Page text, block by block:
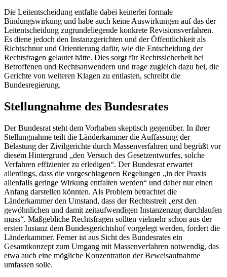
Die Leitentscheidung entfalte dabei keinerlei formale
Bindungswirkung und habe auch keine Auswirkungen auf das der
Leitentscheidung zugrundeliegende konkrete Revisionsverfahren.
Es diene jedoch den Instanzgerichten und der Öffentlichkeit als
Richtschnur und Orientierung dafür, wie die Entscheidung der
Rechtsfragen gelautet hätte. Dies sorgt für Rechtssicherheit bei
Betroffenen und Rechtsanwendern und trage zugleich dazu bei, die
Gerichte von weiteren Klagen zu entlasten, schreibt die
Bundesregierung.
Stellungnahme des Bundesrates
Der Bundesrat steht dem Vorhaben skeptisch gegenüber. In ihrer
Stellungnahme teilt die Länderkammer die Auffassung der
Belastung der Zivilgerichte durch Massenverfahren und begrüßt vor
diesem Hintergrund „den Versuch des Gesetzentwurfes, solche
Verfahren effizienter zu erledigen“. Der Bundesrat erwartet
allerdings, dass die vorgeschlagenen Regelungen „in der Praxis
allenfalls geringe Wirkung entfalten werden“ und daher nur einen
Anfang darstellen könnten. Als Problem betrachtet die
Länderkammer den Umstand, dass der Rechtsstreit „erst den
gewöhnlichen und damit zeitaufwendigen Instanzenzug durchlaufen
muss“. Maßgebliche Rechtsfragen sollten vielmehr schon aus der
ersten Instanz dem Bundesgerichtshof vorgelegt werden, fordert die
Länderkammer. Ferner ist aus Sicht des Bundesrates ein
Gesamtkonzept zum Umgang mit Massenverfahren notwendig, das
etwa auch eine mögliche Konzentration der Beweisaufnahme
umfassen solle.